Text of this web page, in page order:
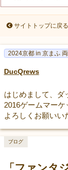
サイトトップに戻る
2024京都 in 京まふ
DucQrews
はじめまして、ダ
2016ゲームマーケ
よろしくお願いい
ブログ